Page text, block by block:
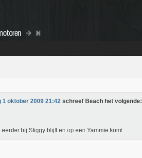
1 oktober 2009 21:42 schreef Beach het volgende:
eerder bij Stiggy blijft en op een Yammie komt.